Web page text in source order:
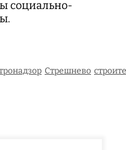
социально-
Стрешнево